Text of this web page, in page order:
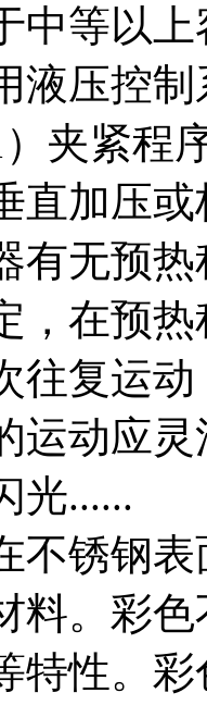
中等以
液压控
夹紧程
直加压
有无预
，在预
往复运
运动应
光......
不锈钢
料。彩
特性。